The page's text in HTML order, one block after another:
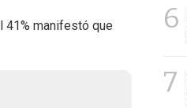
41% manifestó que
6
7